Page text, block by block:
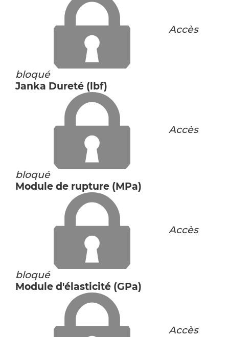
Accès
bloqué
Janka Dureté (lbf)
Accès
bloqué
Module de rupture (MPa)
Accès
bloqué
Module d'élasticité (GPa)
Accès